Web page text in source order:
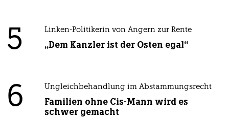
5 Linken-Politikerin von Angern zur Rente
„Dem Kanzler ist der Osten egal“
6 Ungleichbehandlung im Abstammungsrecht
Familien ohne Cis-Mann wird es
schwer gemacht